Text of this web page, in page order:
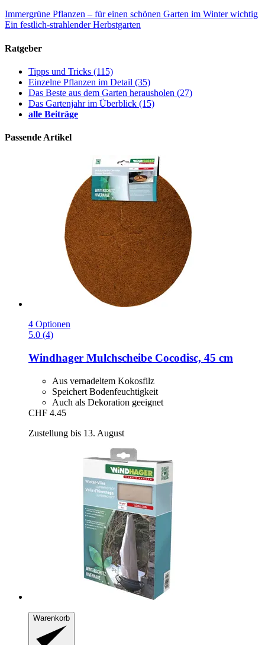
Immergrüne Pflanzen – für einen schönen Garten im Winter wichtig
Ein festlich-strahlender Herbstgarten
Ratgeber
Tipps und Tricks (115)
Einzelne Pflanzen im Detail (35)
Das Beste aus dem Garten herausholen (27)
Das Gartenjahr im Überblick (15)
alle Beiträge
Passende Artikel
4 Optionen
5.0 (4)
Windhager Mulchscheibe Cocodisc, 45 cm
Aus vernadeltem Kokosfilz
Speichert Bodenfeuchtigkeit
Auch als Dekoration geeignet
CHF 4.45
Zustellung bis 13. August
Warenkorb